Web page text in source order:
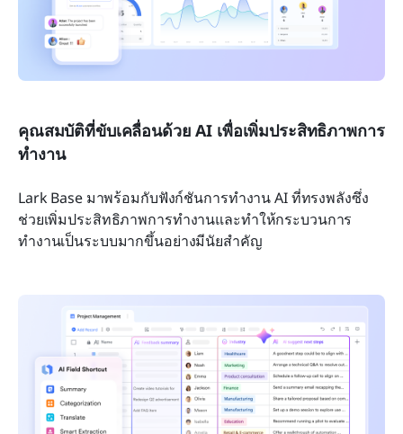
คุณสมบัติที่ขับเคลื่อนด้วย AI เพื่อเพิ่มประสิทธิภาพการ
ทำงาน
Lark Base มาพร้อมกับฟังก์ชันการทำงาน AI ที่ทรงพลังซึ่ง
ช่วยเพิ่มประสิทธิภาพการทำงานและทำให้กระบวนการ
ทำงานเป็นระบบมากขึ้นอย่างมีนัยสำคัญ